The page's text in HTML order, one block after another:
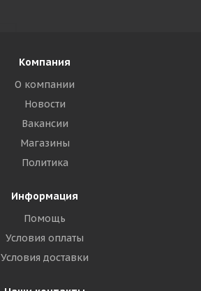
Компания
О компании
Новости
Вакансии
Магазины
Политика
Информация
Помощь
Условия оплаты
Условия доставки